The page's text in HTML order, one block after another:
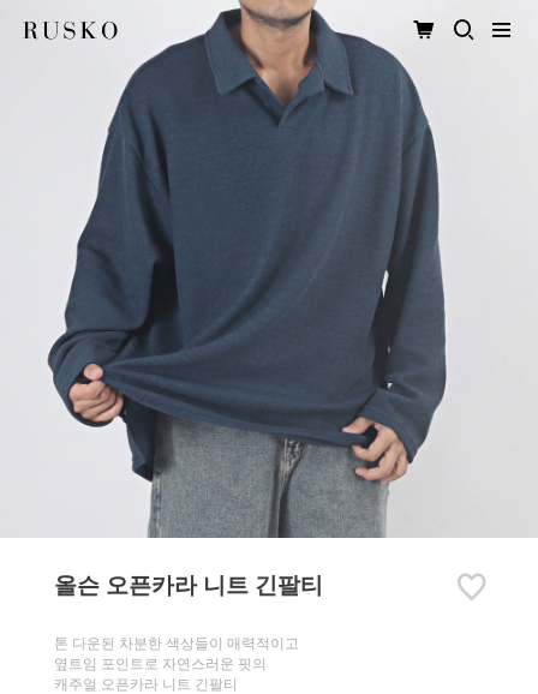
올슨 오픈카라 니트 긴팔티
톤 다운된 차분한 색상들이 매력적이고
옆트임 포인트로 자연스러운 핏의
캐주얼 오픈카라 니트 긴팔티